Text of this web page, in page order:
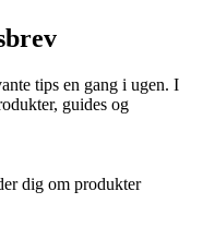
tips en gang i ugen. I
guides og